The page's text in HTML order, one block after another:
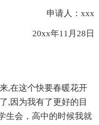
申请人：xxx
20xx年11月28日
,在这个快要春暖花开
,因为我有了更好的目
生会，高中的时候我就